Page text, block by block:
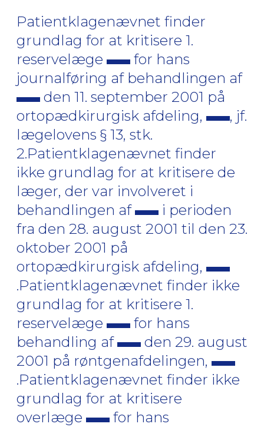
Patientklagenævnet finder
grundlag for at kritisere 1.
reservelæge
for hans
journalføring af behandlingen af
den 11. september 2001 på
ortopædkirurgisk afdeling,
, jf.
lægelovens § 13, stk.
2.Patientklagenævnet finder
ikke grundlag for at kritisere de
læger, der var involveret i
behandlingen af
i perioden
fra den 28. august 2001 til den 23.
oktober 2001 på
ortopædkirurgisk afdeling,
.Patientklagenævnet finder ikke
grundlag for at kritisere 1.
reservelæge
for hans
behandling af
den 29. august
2001 på røntgenafdelingen,
.Patientklagenævnet finder ikke
grundlag for at kritisere
overlæge
for hans